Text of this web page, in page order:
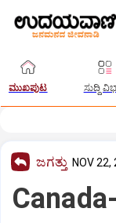
ಮುಖಪುಟ ಸುದ್ದಿ
ಜಗತ್ತು NOV